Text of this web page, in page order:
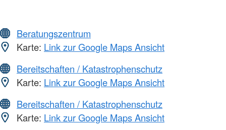
Beratungszentrum
Karte: Link zur Google Maps Ansicht
Bereitschaften / Katastrophenschutz
Karte: Link zur Google Maps Ansicht
Bereitschaften / Katastrophenschutz
Karte: Link zur Google Maps Ansicht